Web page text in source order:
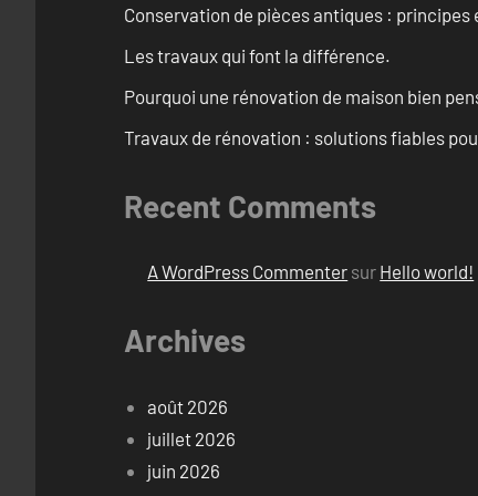
Conservation de pièces antiques :
Les travaux qui font la différence.
Pourquoi une rénovation de maison bien
Travaux de rénovation : solutions fiables
Recent Comments
A WordPress Commenter sur Hello world!
Archives
août 2026
juillet 2026
juin 2026